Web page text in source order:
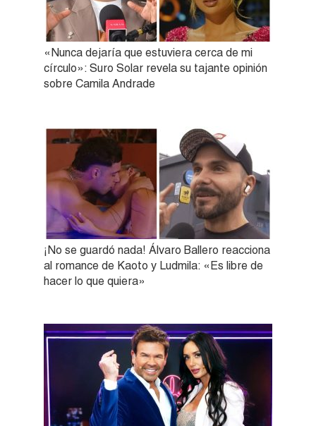
«Nunca dejaría que estuviera cerca de mi
círculo»: Suro Solar revela su tajante opinión
sobre Camila Andrade
¡No se guardó nada! Álvaro Ballero reacciona
al romance de Kaoto y Ludmila: «Es libre de
hacer lo que quiera»